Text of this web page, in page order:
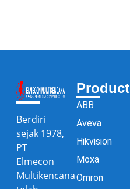
Berdiri
sejak 1978,
PT
Elmecon
Multikencana
Product
ABB
Aveva
Hikvision
Moxa
Omron